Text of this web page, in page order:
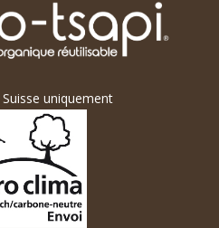
uniquement